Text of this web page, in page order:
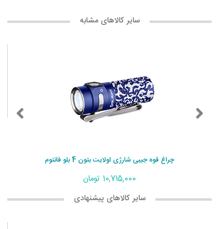
سایر کالاهای مشابه
چراغ قوه جیبی شارژی اولایت بتون 4 بلو فانتوم
10,715,000 تومان
سایر کالاهای پیشنهادی